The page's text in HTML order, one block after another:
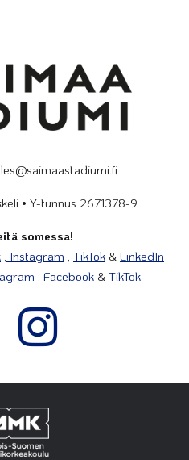
• Y-tunnus 2671378-9
somessa!
Instagram TikTok & LinkedIn
Facebook& TikTok